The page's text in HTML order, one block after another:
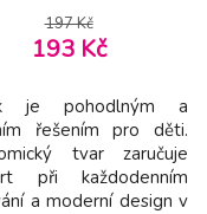
197 Kč
193 Kč
je pohodlným a
řešením pro děti.
tvar zaručuje
při každodenním
a moderní design v